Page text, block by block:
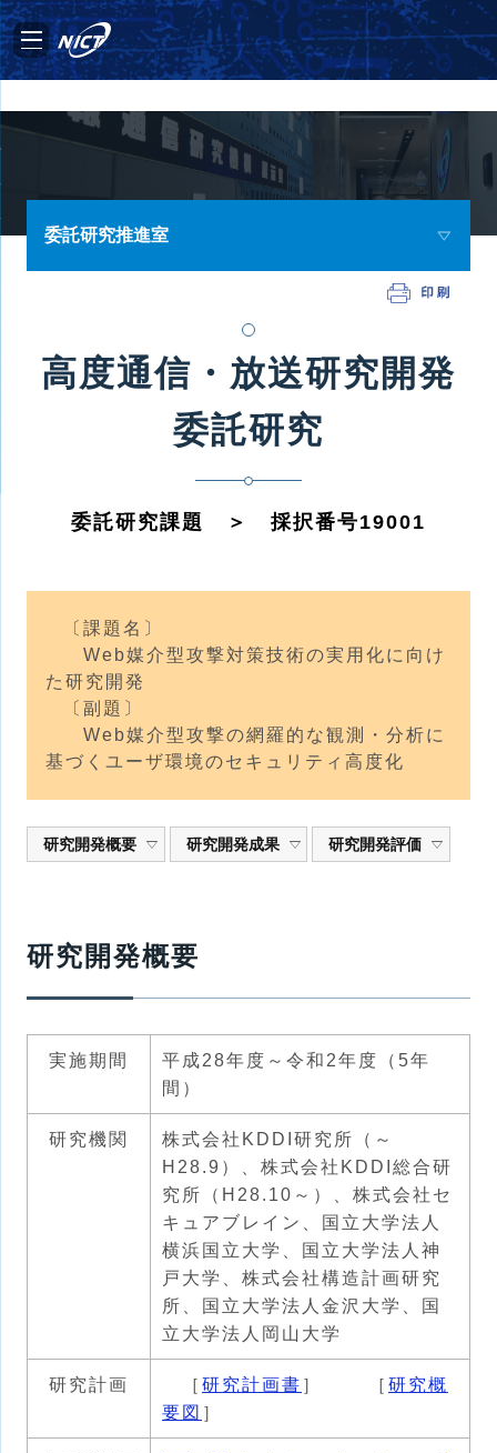
委託研究推進室
高度通信・放送研究開発
委託研究
委託研究課題 ＞ 採択番号19001
〔課題名〕
Web媒介型攻撃対策技術の実用化に向け
た研究開発
〔副題〕
Web媒介型攻撃の網羅的な観測・分析に
基づくユーザ環境のセキュリティ高度化
研究開発概要 研究開発成果 研究開発評価
研究開発概要
実施期間
平成28年度～令和2年度（5年
間）
研究機関
株式会社KDDI研究所（～
H28.9）、株式会社KDDI総合研
究所（H28.10～）、株式会社セ
キュアブレイン、国立大学法人
横浜国立大学、国立大学法人神
戸大学、株式会社構造計画研究
所、国立大学法人金沢大学、国
立大学法人岡山大学
研究計画 ［ 研究計画書 ］ ［ 研究概
要図 ］